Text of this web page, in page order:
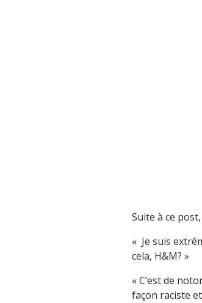
Suite à ce
« Je suis
cela, H&M? »
« C’est de
façon raciste